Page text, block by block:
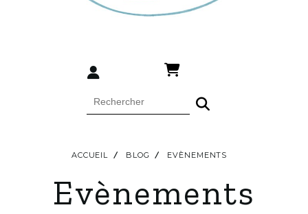
ACCUEIL BLOG EVÈNEMENTS
Evènements